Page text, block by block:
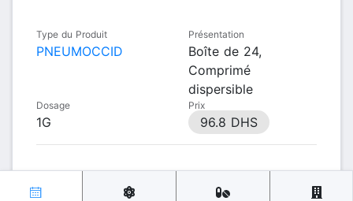
Type du Produit
PNEUMOCCID
Présentation
Boîte de 24,
Comprimé
dispersible
Dosage
1G
Prix
96.8 DHS